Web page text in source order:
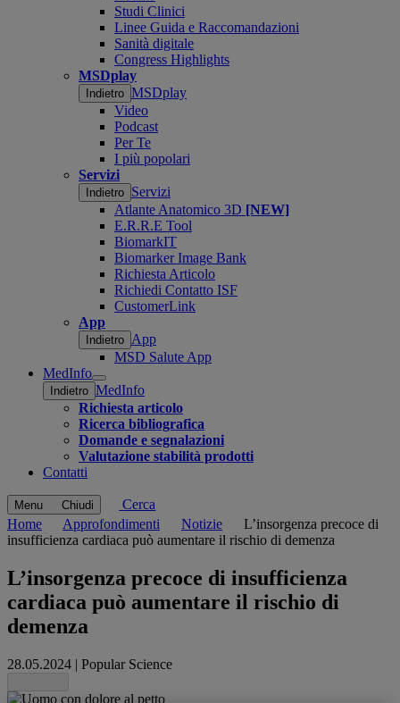
Studi Clinici
Linee Guida e Raccomandazioni
Sanità digitale
Congress Highlights
MSDplay
Indietro MSDplay
Video
Podcast
Per Te
I più popolari
Servizi
Indietro Servizi
Atlante Anatomico 3D [NEW]
E.R.R.E Tool
BiomarkIT
Biomarker Image Bank
Richiesta Articolo
Richiedi Contatto ISF
CustomerLink
App
Indietro App
MSD Salute App
MedInfo
Open
submenu
Indietro MedInfo
Richiesta articolo
Ricerca bibliografica
Domande e segnalazioni
Valutazione stabilità prodotti
Contatti
Menu Chiudi
Cerca
Home
Approfondimenti Notizie
L’insorgenza precoce di
insufficienza cardiaca può aumentare il rischio di demenza
L’insorgenza precoce di insufficienza
cardiaca può aumentare il rischio di
demenza
28.05.2024 | Popular Science